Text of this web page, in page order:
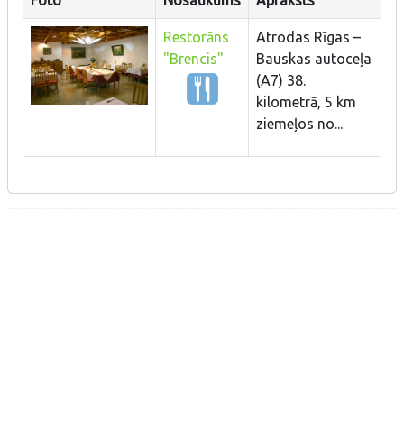
Restorāns
"Brencis"
Atrodas Rīgas –
Bauskas autoceļa
(A7) 38.
kilometrā, 5 km
ziemeļos no...